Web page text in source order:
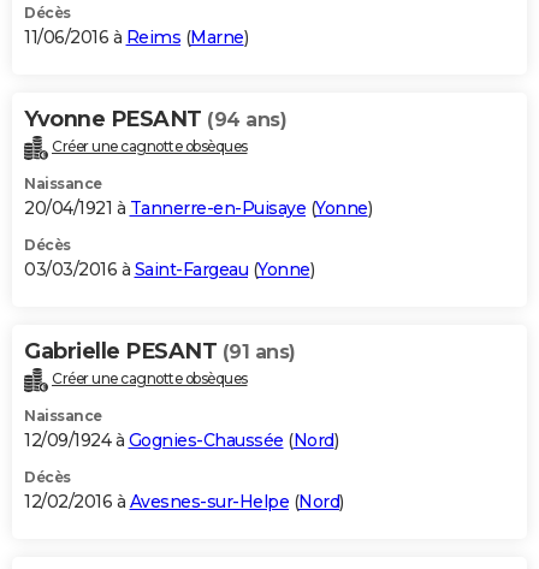
Décès
11/06/2016 à Reims (Marne)
Yvonne PESANT (94 ans)
Créer une cagnotte obsèques
Naissance
20/04/1921 à Tannerre-en-Puisaye (Yonne)
Décès
03/03/2016 à Saint-Fargeau (Yonne)
Gabrielle PESANT (91 ans)
Créer une cagnotte obsèques
Naissance
12/09/1924 à Gognies-Chaussée (Nord)
Décès
12/02/2016 à Avesnes-sur-Helpe (Nord)